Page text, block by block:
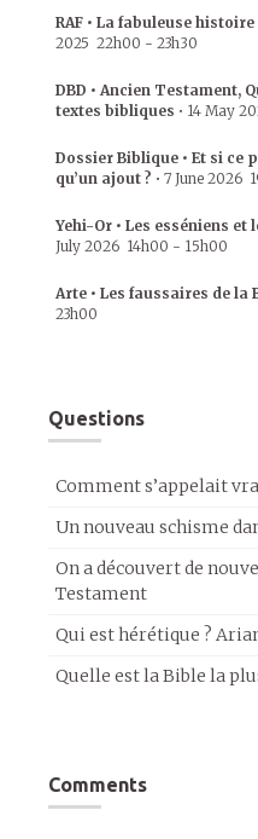
RAF • La fabuleuse
2025 22h00 - 23h30
DBD • Ancien Testament,
textes bibliques • 14 May
Dossier Biblique • Et si ce
qu’un ajout ? • 7 June 2026
Yehi-Or • Les esséniens
July 2026 14h00 - 15h00
Arte • Les faussaires de la
23h00
Questions
Comment s’appelait
Un nouveau schisme
On a découvert de
Testament
Qui est hérétique ?
Quelle est la Bible la
Comments